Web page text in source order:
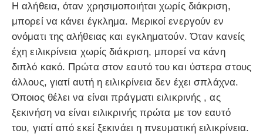
Η αλήθεια, όταν χρησιμοποιήται χωρίς διάκριση,
μπορεί να κάνει έγκλημα. Μερικοί ενεργούν εν
ονόματι της αλήθειας και εγκληματούν. Όταν κανείς
έχη ειλικρίνεια χωρίς διάκριση, μπορεί να κάνη
διπλό κακό. Πρώτα στον εαυτό του και ύστερα στους
άλλους, γιατί αυτή η ειλικρίνεια δεν έχει σπλάχνα.
Όποιος θέλει να είναι πράγματι ειλικρινής , ας
ξεκινήση να είναι ειλικρινής πρώτα με τον εαυτό
του, γιατί από εκεί ξεκινάει η πνευματική ειλικρίνεια.